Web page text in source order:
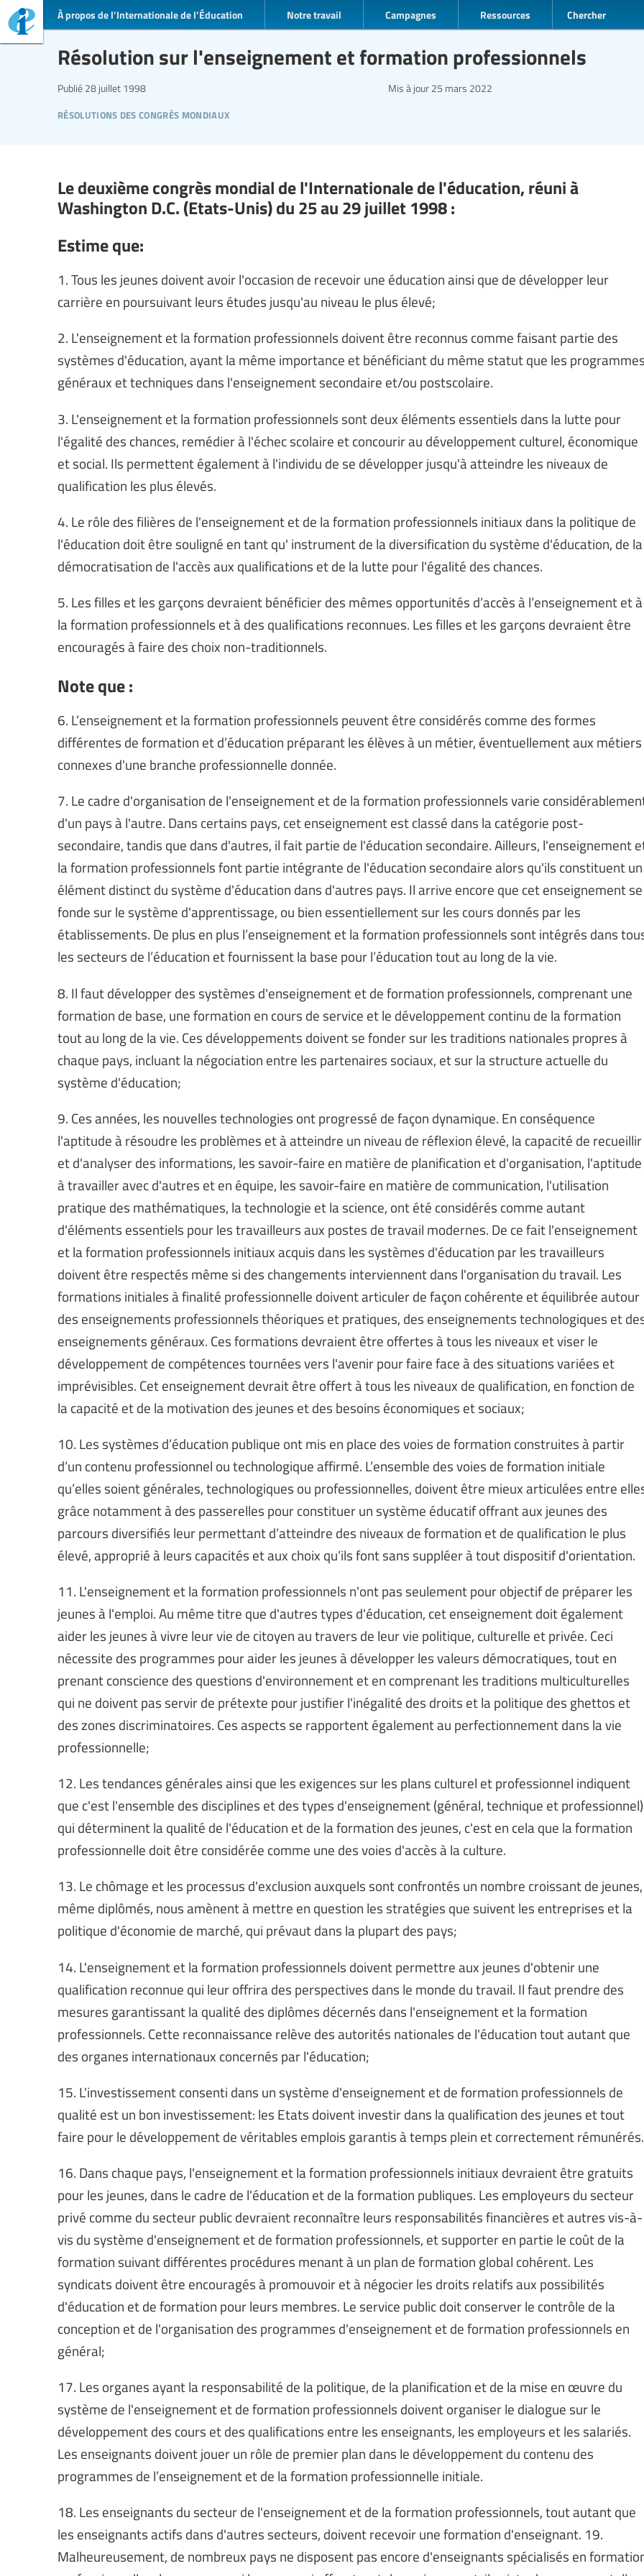
À propos de l’Internationale de l’Éducation Notre travail Campagnes Ressources Chercher
Résolution sur l'enseignement et formation professionnels
résolutions des congrès mondiaux
Publié 28 juillet 1998 Mis à jour 25 mars 2022
Le deuxième congrès mondial de l'Internationale de l'éducation, réuni à
Washington D.C. (Etats-Unis) du 25 au 29 juillet 1998 :
Estime que:
1. Tous les jeunes doivent avoir l'occasion de recevoir une éducation ainsi que de développer leur
carrière en poursuivant leurs études jusqu'au niveau le plus élevé;
2. L'enseignement et la formation professionnels doivent être reconnus comme faisant partie des
systèmes d'éducation, ayant la même importance et bénéficiant du même statut que les
généraux et techniques dans l'enseignement secondaire et/ou postscolaire.
3. L'enseignement et la formation professionnels sont deux éléments essentiels dans la lutte pour
l'égalité des chances, remédier à l'échec scolaire et concourir au développement culturel, économique
et social. Ils permettent également à l'individu de se développer jusqu'à atteindre les niveaux de
qualification les plus élevés.
4. Le rôle des filières de l'enseignement et de la formation professionnels initiaux dans la politique de
l'éducation doit être souligné en tant qu' instrument de la diversification du système d'éducation, de la
démocratisation de l'accès aux qualifications et de la lutte pour l'égalité des chances.
5. Les filles et les garçons devraient bénéficier des mêmes opportunités d’accès à l’enseignement et à
la formation professionnels et à des qualifications reconnues. Les filles et les garçons devraient être
encouragés à faire des choix non-traditionnels.
Note que :
6. L’enseignement et la formation professionnels peuvent être considérés comme des formes
différentes de formation et d’éducation préparant les élèves à un métier, éventuellement aux métiers
connexes d'une branche professionnelle donnée.
7. Le cadre d'organisation de l'enseignement et de la formation professionnels varie
d'un pays à l'autre. Dans certains pays, cet enseignement est classé dans la catégorie post-
secondaire, tandis que dans d'autres, il fait partie de l'éducation secondaire. Ailleurs, l'enseignement
la formation professionnels font partie intégrante de l'éducation secondaire alors qu'ils constituent un
élément distinct du système d'éducation dans d'autres pays. Il arrive encore que cet enseignement se
fonde sur le système d'apprentissage, ou bien essentiellement sur les cours donnés par les
établissements. De plus en plus l’enseignement et la formation professionnels sont intégrés dans
les secteurs de l’éducation et fournissent la base pour l’éducation tout au long de la vie.
8. Il faut développer des systèmes d'enseignement et de formation professionnels, comprenant une
formation de base, une formation en cours de service et le développement continu de la formation
tout au long de la vie. Ces développements doivent se fonder sur les traditions nationales propres à
chaque pays, incluant la négociation entre les partenaires sociaux, et sur la structure actuelle du
système d'éducation;
9. Ces années, les nouvelles technologies ont progressé de façon dynamique. En conséquence
l'aptitude à résoudre les problèmes et à atteindre un niveau de réflexion élevé, la capacité de recueillir
et d'analyser des informations, les savoir-faire en matière de planification et d'organisation, l'aptitude
à travailler avec d'autres et en équipe, les savoir-faire en matière de communication, l'utilisation
pratique des mathématiques, la technologie et la science, ont été considérés comme autant
d'éléments essentiels pour les travailleurs aux postes de travail modernes. De ce fait l'enseignement
et la formation professionnels initiaux acquis dans les systèmes d'éducation par les travailleurs
doivent être respectés même si des changements interviennent dans l'organisation du travail. Les
formations initiales à finalité professionnelle doivent articuler de façon cohérente et équilibrée autour
des enseignements professionnels théoriques et pratiques, des enseignements technologiques et
enseignements généraux. Ces formations devraient être offertes à tous les niveaux et viser le
développement de compétences tournées vers l'avenir pour faire face à des situations variées et
imprévisibles. Cet enseignement devrait être offert à tous les niveaux de qualification, en fonction de
la capacité et de la motivation des jeunes et des besoins économiques et sociaux;
10. Les systèmes d’éducation publique ont mis en place des voies de formation construites à partir
d’un contenu professionnel ou technologique affirmé. L’ensemble des voies de formation initiale
qu’elles soient générales, technologiques ou professionnelles, doivent être mieux articulées entre
grâce notamment à des passerelles pour constituer un système éducatif offrant aux jeunes des
parcours diversifiés leur permettant d’atteindre des niveaux de formation et de qualification le plus
élevé, approprié à leurs capacités et aux choix qu’ils font sans suppléer à tout dispositif d'orientation.
11. L'enseignement et la formation professionnels n'ont pas seulement pour objectif de préparer les
jeunes à l'emploi. Au même titre que d'autres types d'éducation, cet enseignement doit également
aider les jeunes à vivre leur vie de citoyen au travers de leur vie politique, culturelle et privée. Ceci
nécessite des programmes pour aider les jeunes à développer les valeurs démocratiques, tout en
prenant conscience des questions d'environnement et en comprenant les traditions multiculturelles
qui ne doivent pas servir de prétexte pour justifier l'inégalité des droits et la politique des ghettos et
des zones discriminatoires. Ces aspects se rapportent également au perfectionnement dans la vie
professionnelle;
12. Les tendances générales ainsi que les exigences sur les plans culturel et professionnel indiquent
que c'est l'ensemble des disciplines et des types d'enseignement (général, technique et professionnel)
qui déterminent la qualité de l'éducation et de la formation des jeunes, c'est en cela que la formation
professionnelle doit être considérée comme une des voies d'accès à la culture.
13. Le chômage et les processus d'exclusion auxquels sont confrontés un nombre croissant de jeunes,
même diplômés, nous amènent à mettre en question les stratégies que suivent les entreprises et la
politique d'économie de marché, qui prévaut dans la plupart des pays;
14. L'enseignement et la formation professionnels doivent permettre aux jeunes d'obtenir une
qualification reconnue qui leur offrira des perspectives dans le monde du travail. Il faut prendre des
mesures garantissant la qualité des diplômes décernés dans l'enseignement et la formation
professionnels. Cette reconnaissance relève des autorités nationales de l'éducation tout autant que
des organes internationaux concernés par l'éducation;
15. L'investissement consenti dans un système d'enseignement et de formation professionnels de
qualité est un bon investissement: les Etats doivent investir dans la qualification des jeunes et tout
faire pour le développement de véritables emplois garantis à temps plein et correctement rémunérés.
16. Dans chaque pays, l'enseignement et la formation professionnels initiaux devraient être gratuits
pour les jeunes, dans le cadre de l'éducation et de la formation publiques. Les employeurs du secteur
privé comme du secteur public devraient reconnaître leurs responsabilités financières et autres vis-à-
vis du système d'enseignement et de formation professionnels, et supporter en partie le coût de la
formation suivant différentes procédures menant à un plan de formation global cohérent. Les
syndicats doivent être encouragés à promouvoir et à négocier les droits relatifs aux possibilités
d'éducation et de formation pour leurs membres. Le service public doit conserver le contrôle de la
conception et de l'organisation des programmes d'enseignement et de formation professionnels en
général;
17. Les organes ayant la responsabilité de la politique, de la planification et de la mise en œuvre du
système de l'enseignement et de formation professionnels doivent organiser le dialogue sur le
développement des cours et des qualifications entre les enseignants, les employeurs et les salariés.
Les enseignants doivent jouer un rôle de premier plan dans le développement du contenu des
programmes de l’enseignement et de la formation professionnelle initiale.
18. Les enseignants du secteur de l'enseignement et de la formation professionnels, tout autant que
les enseignants actifs dans d'autres secteurs, doivent recevoir une formation d'enseignant. 19.
Malheureusement, de nombreux pays ne disposent pas encore d'enseignants spécialisés en